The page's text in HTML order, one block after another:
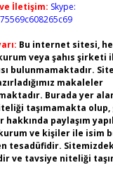
İletişim: Skype:
Bu internet sitesi,
veya şahıs şirketi
bulunmamaktadır.
makaleler
Burada yer
taşımamakta
hakkında paylaşım
ve kişiler ile isim
tesadüfidir.
ve tavsiye niteliği